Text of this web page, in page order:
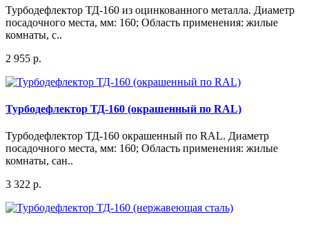
Турбодефлектор ТД-160 из оцинкованного металла. Диаметр
посадочного места, мм: 160; Область применения: жилые
комнаты, с..
2 955 р.
Турбодефлектор ТД-160 (окрашенный по RAL)
Турбодефлектор ТД-160 окрашенный по RAL. Диаметр
посадочного места, мм: 160; Область применения: жилые
комнаты, сан..
3 322 р.